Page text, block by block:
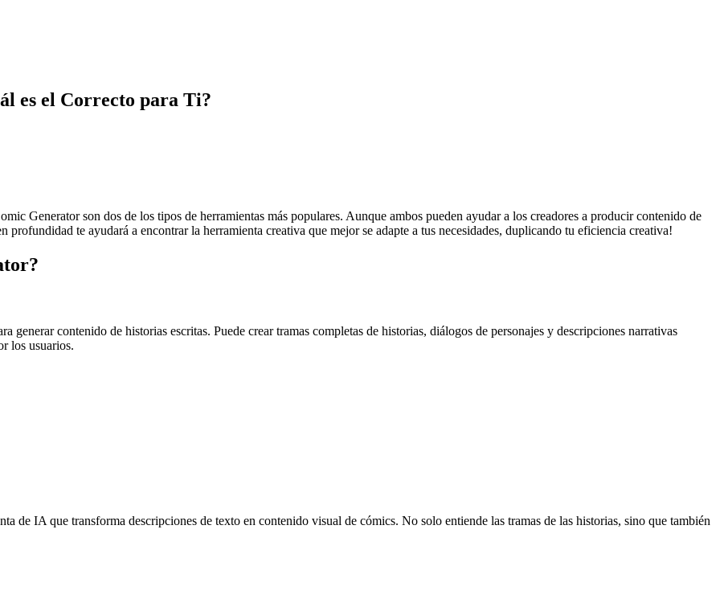
es el Correcto para Ti?
Generator son dos de los tipos de herramientas más populares. Aunque ambos pueden ayudar a los creadores a producir contenido de
profundidad te ayudará a encontrar la herramienta creativa que mejor se adapte a tus necesidades, duplicando tu eficiencia creativa!
generar contenido de historias escritas. Puede crear tramas completas de historias, diálogos de personajes y descripciones narrativas
los usuarios.
de IA que transforma descripciones de texto en contenido visual de cómics. No solo entiende las tramas de las historias, sino que también